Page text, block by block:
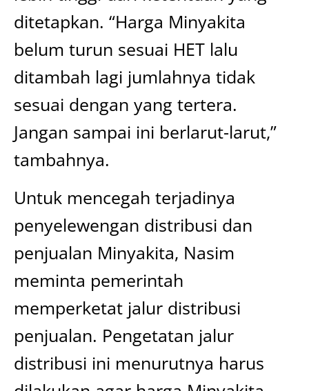
ditetapkan. “Harga Minyakita
belum turun sesuai HET lalu
ditambah lagi jumlahnya tidak
sesuai dengan yang tertera.
Jangan sampai ini berlarut-larut,”
tambahnya.
Untuk mencegah terjadinya
penyelewengan distribusi dan
penjualan Minyakita, Nasim
meminta pemerintah
memperketat jalur distribusi
penjualan. Pengetatan jalur
distribusi ini menurutnya harus